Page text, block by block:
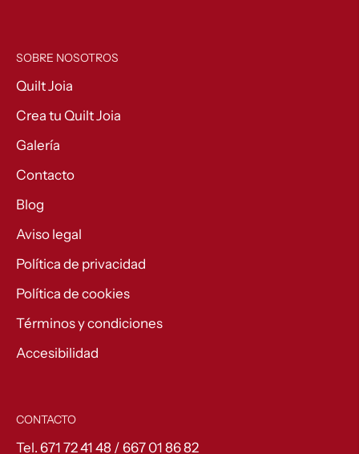
SOBRE NOSOTROS
Quilt Joia
Crea tu Quilt Joia
Galería
Contacto
Blog
Aviso legal
Política de privacidad
Política de cookies
Términos y condiciones
Accesibilidad
CONTACTO
Tel. 671 72 41 48 / 667 01 86 82